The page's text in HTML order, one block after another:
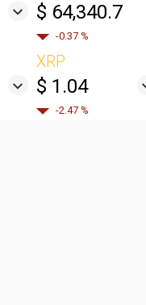
$ 64,340.7
-0.37 %
XRP
$ 1.04
-2.47 %